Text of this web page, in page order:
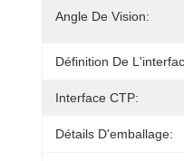
Angle De Vision:
Définition De
Interface CTP:
Détails D'emballage: